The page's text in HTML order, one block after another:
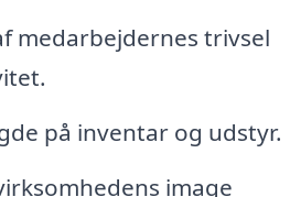
medarbejdernes trivsel
på inventar og udstyr.
image